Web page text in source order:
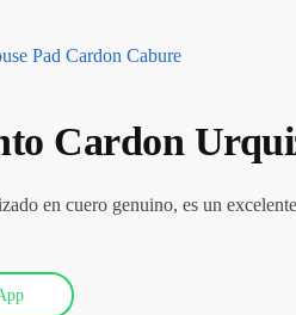
Pad Cardon Cabure
Cardon
en cuero genuino, es un